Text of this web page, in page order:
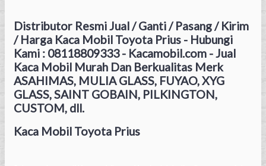
Distributor Resmi Jual / Ganti / Pasang / Kirim
/ Harga Kaca Mobil Toyota Prius - Hubungi
Kami : 08118809333 - Kacamobil.com - Jual
Kaca Mobil Murah Dan Berkualitas Merk
ASAHIMAS, MULIA GLASS, FUYAO, XYG
GLASS, SAINT GOBAIN, PILKINGTON,
CUSTOM, dll.
Kaca Mobil Toyota Prius